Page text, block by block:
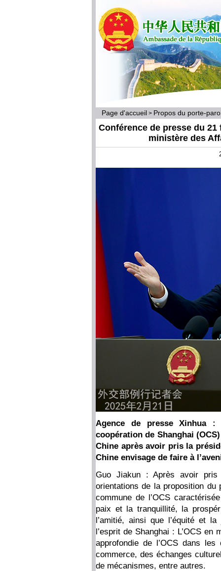
Page d'accueil > Propos du porte-
Conférence de presse du
ministère des
Agence de presse Xinhua :
coopération de Shanghai
Chine après avoir pris la
Chine envisage de faire à
Guo Jiakun : Après avoir
orientations de la proposition
commune de l’OCS
paix et la tranquillité, la
l’amitié, ainsi que l’équité et
l’esprit de Shanghai : L’OCS
approfondie de l’OCS dans
commerce, des échanges
de mécanismes, entre autres.